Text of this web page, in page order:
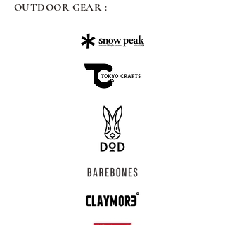
OUTDOOR GEAR :